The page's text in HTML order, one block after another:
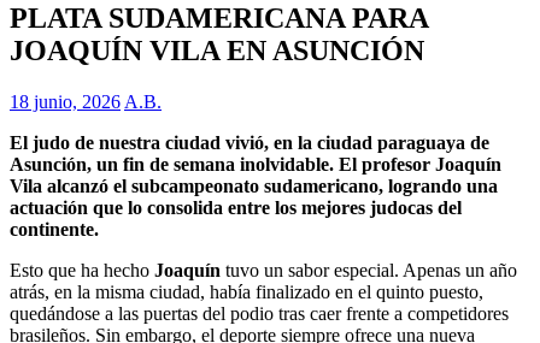
PLATA SUDAMERICANA PARA
JOAQUÍN VILA EN ASUNCIÓN
18 junio, 2026 A.B.
El judo de nuestra ciudad vivió, en la ciudad paraguaya de
Asunción, un fin de semana inolvidable. El profesor Joaquín
Vila alcanzó el subcampeonato sudamericano, logrando una
actuación que lo consolida entre los mejores judocas del
continente.
Esto que ha hecho Joaquín tuvo un sabor especial. Apenas un año
atrás, en la misma ciudad, había finalizado en el quinto puesto,
quedándose a las puertas del podio tras caer frente a competidores
brasileños. Sin embargo, el deporte siempre ofrece una nueva